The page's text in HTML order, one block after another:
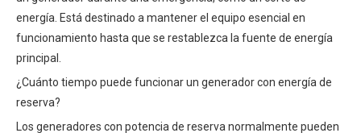
energía. Está destinado a mantener el equipo esencial en
funcionamiento hasta que se restablezca la fuente de energía
principal.
¿Cuánto tiempo puede funcionar un generador con energía de
reserva?
Los generadores con potencia de reserva normalmente pueden